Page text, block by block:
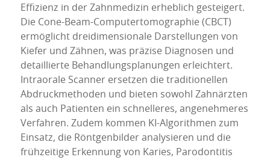
Effizienz in der Zahnmedizin erheblich gesteigert.
Die Cone-Beam-Computertomographie (CBCT)
ermöglicht dreidimensionale Darstellungen von
Kiefer und Zähnen, was präzise Diagnosen und
detaillierte Behandlungsplanungen erleichtert.
Intraorale Scanner ersetzen die traditionellen
Abdruckmethoden und bieten sowohl Zahnärzten
als auch Patienten ein schnelleres, angenehmeres
Verfahren. Zudem kommen KI-Algorithmen zum
Einsatz, die Röntgenbilder analysieren und die
frühzeitige Erkennung von Karies, Parodontitis